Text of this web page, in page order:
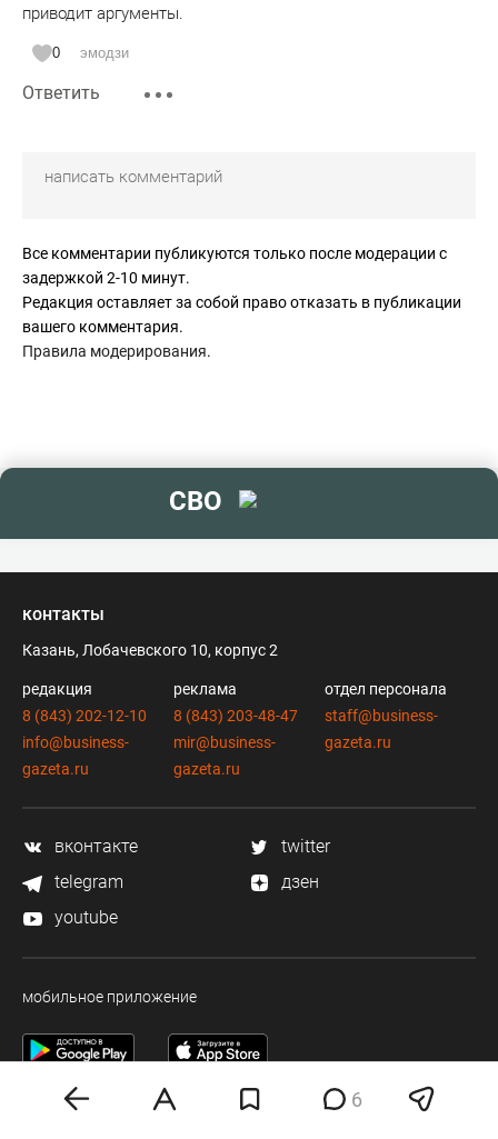
приводит аргументы.
0 эмодзи
Ответить
Все комментарии публикуются только после модерации с
задержкой 2-10 минут.
Редакция оставляет за собой право отказать в публикации
вашего комментария.
Правила модерирования.
6
СВО
контакты
Казань, Лобачевского 10, корпус 2
редакция
8 (843) 202-12-10
info@business-
gazeta.ru
реклама
8 (843) 203-48-47
mir@business-
gazeta.ru
отдел персонала
staff@business-
gazeta.ru
вконтакте
twitter
telegram
дзен
youtube
мобильное приложение